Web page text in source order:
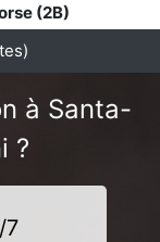
(2B)
à Santa-
?
7